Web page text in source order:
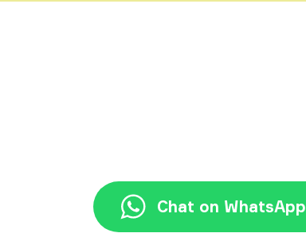
Chat on WhatsApp